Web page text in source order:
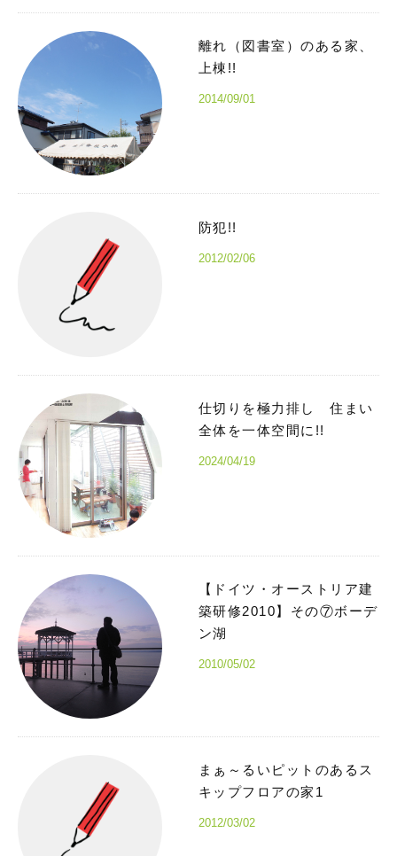
離れ（図書室）のある家、
上棟!!
2014/09/01
防犯!!
2012/02/06
仕切りを極力排し 住まい
全体を一体空間に!!
2024/04/19
【ドイツ・オーストリア建
築研修2010】その⑦ボーデ
ン湖
2010/05/02
まぁ～るいピットのあるス
キップフロアの家1
2012/03/02